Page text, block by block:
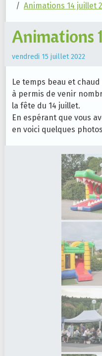
Animations 14 juillet
Animations
vendredi 15 juillet 2022
Le temps beau et
à permis de venir
la fête du 14 juillet.
En espérant que vous
en voici quelques